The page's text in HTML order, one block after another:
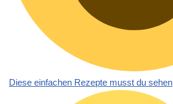
Diese einfachen Rezepte musst du sehen